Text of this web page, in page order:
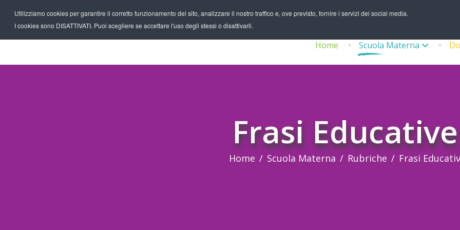
Utilizziamo cookies per garantire il corretto funzionamento del sito, analizzare il nostro traffico e, ove previsto, fornire i servizi dei social media.
I cookies sono DISATTIVATI. Puoi scegliere se accettare l'uso degli stessi o disattivarli.
Home Scuola Materna
Frasi Educative
Home Scuola Materna Rubriche Frasi